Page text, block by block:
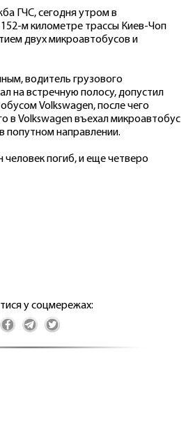
ГЧС, сегодня утром в
152-м километре трассы Киев-Чоп
двух микроавтобусов и
водитель грузового
на встречную полосу, допустил
Volkswagen, после чего
в Volkswagen въехал микроавтобус
попутном направлении.
человек погиб, и еще четверо
у соцмережах: